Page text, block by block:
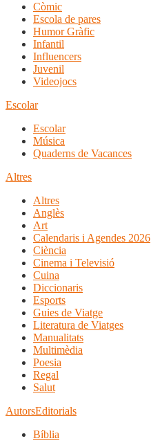
Còmic
Escola de pares
Humor Gràfic
Infantil
Influencers
Juvenil
Videojocs
Escolar
Escolar
Música
Quaderns de Vacances
Altres
Altres
Anglès
Art
Calendaris i Agendes 2026
Ciència
Cinema i Televisió
Cuina
Diccionaris
Esports
Guies de Viatge
Literatura de Viatges
Manualitats
Multimèdia
Poesia
Regal
Salut
AutorsEditorials
Bíblia